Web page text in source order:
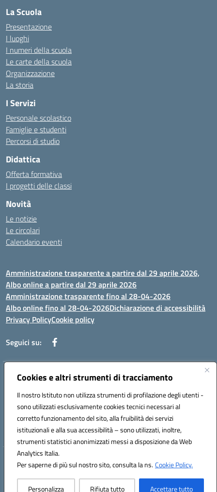
Cookies e altri strumenti di tracciamento
Il nostro Istituto non utilizza strumenti di profilazione degli utenti -
sono utilizzati esclusivamente cookies tecnici necessari al
corretto funzionamento del sito, alla fruibilità dei servizi
istituzionali e alla sua accessibilità – sono utilizzati, inoltre,
strumenti statistici anonimizzati messi a disposizione da Web
Analytics Italia.
Per saperne di più sul nostro sito, consulta la ns.Cookie Policy.
Personalizza Rifiuta tutto Accettare tutto
La Scuola
Presentazione
I luoghi
I numeri della scuola
Le carte della scuola
Organizzazione
La storia
I Servizi
Personale scolastico
Famiglie e studenti
Percorsi di studio
Didattica
Offerta formativa
I progetti delle classi
Novità
Le notizie
Le circolari
Calendario eventi
Amministrazione trasparente a partire dal 29 aprile 2026,
Albo online a partire dal 29 aprile 2026
Amministrazione trasparente fino al 28-04-2026
Albo online fino al 28-04-2026Dichiarazione di accessibilità
Privacy PolicyCookie policy
Seguici su:
Indirizzo:Via Selicato, 1 71122 FOGGIA (FG)
Posta elettronica certificata (PEC):fgee01200c@pec.istruzione.it
Codice fiscale: 80005820719
Codice meccanografico: FGEE01200C
Hosting & Powered by 3D Solution S.r.l.
Concept & Design by Designers Italia